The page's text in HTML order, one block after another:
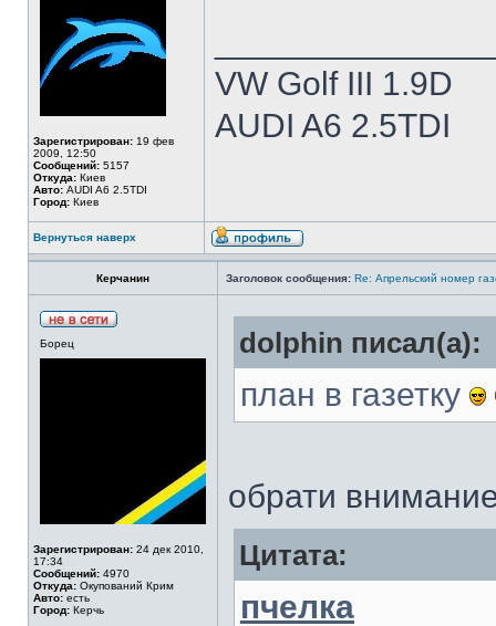
Зарегистрирован: 19 фев
2009, 12:50
Сообщений: 5157
Откуда: Киев
Авто: AUDI A6 2.5TDI
Город: Киев
VW Golf III 1.9D
AUDI A6 2.5TDI
Вернуться наверх
Керчанин Заголовок сообщения: Re: Апрельский номер
Борец
Зарегистрирован: 24 дек 2010,
17:34
Сообщений: 4970
Откуда: Окупований Крим
Авто: есть
Город: Керчь
dolphin писал(а):
план в газетку
обрати
Цитата:
пчелка